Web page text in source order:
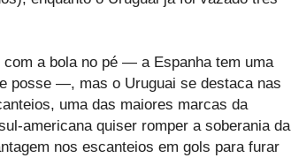
a bola no pé — a Espanha tem uma
posse —, mas o Uruguai se destaca nas
uma das maiores marcas da
americana quiser romper a soberania da
nos escanteios em gols para furar